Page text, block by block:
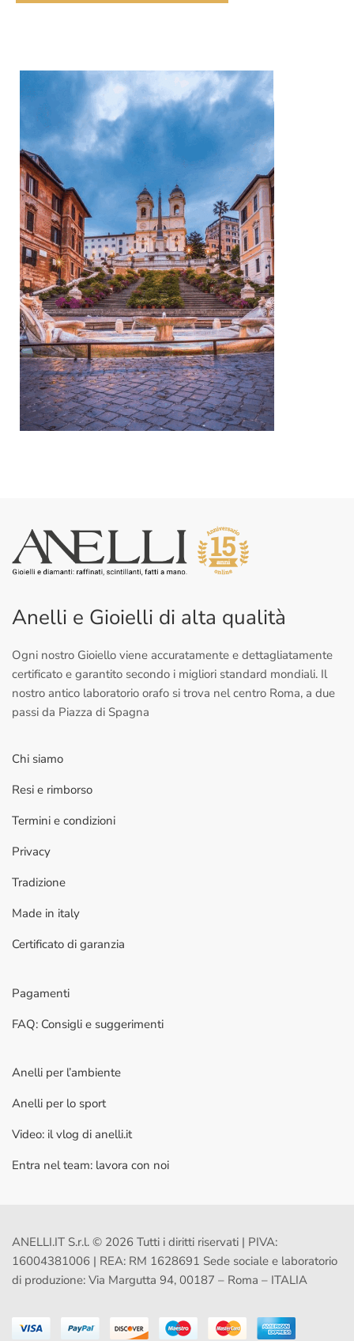
Anelli e Gioielli di alta qualità
Ogni nostro Gioiello viene accuratamente e dettagliatamente
certificato e garantito secondo i migliori standard mondiali. Il
nostro antico laboratorio orafo si trova nel centro Roma, a due
passi da Piazza di Spagna
Chi siamo
Resi e rimborso
Termini e condizioni
Privacy
Tradizione
Made in italy
Certificato di garanzia
Pagamenti
FAQ: Consigli e suggerimenti
Anelli per l’ambiente
Anelli per lo sport
Video: il vlog di anelli.it
Entra nel team: lavora con noi
ANELLI.IT S.r.l. © 2026 Tutti i diritti riservati | PIVA:
16004381006 | REA: RM 1628691 Sede sociale e laboratorio
di produzione: Via Margutta 94, 00187 – Roma – ITALIA